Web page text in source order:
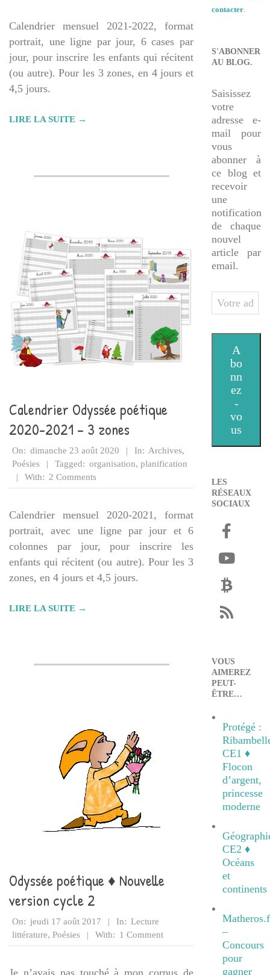
Calendrier mensuel 2021-2022, format
portrait, une ligne par jour, 6 cases par
jour, pour inscrire les enfants qui récitent
(ou autre). Pour les 3 zones, en 4 jours et
4,5 jours.
LIRE LA SUITE →
Calendrier Odyssée poétique
2020-2021 – 3 zones
2020-
08-
23
On: dimanche 23 août 2020 In: Archives,
Poésies
Tagged: organisation, planification
With: 2 Comments
Calendrier mensuel 2020-2021, format
portrait, avec une ligne par jour et 6
colonnes par jour, pour inscrire les
enfants qui récitent (ou autre). Pour les 3
zones, en 4 jours et 4,5 jours.
LIRE LA SUITE →
Odyssée poétique ♦ Nouvelle
version cycle 2
2017-
08-
17
On: jeudi 17 août 2017 In: Lecture
littérature, Poésies With: 1 Comment
contacter
S'ABONNER
AU BLOG.
Saisissez
votre
adresse e-
mail pour
vous
abonner à
ce blog et
recevoir
une
notification
de chaque
nouvel
article par
email.
Votre
adresse
A
bo
nn
ez
-
vo
us
LES
RÉSEAUX
SOCIAUX
VOUS
AIMEREZ
PEUT-
ÊTRE…
Protégé :
CE1 ♦
Flocon
d’argent,
princesse
moderne
CE2 ♦
Océans
et
continents
–
Concours
pour
gagner